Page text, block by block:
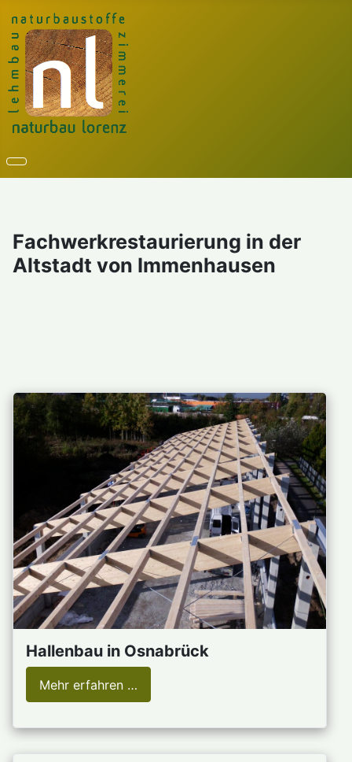
Fachwerkrestaurierung in der
Altstadt von Immenhausen
Hallenbau in Osnabrück
Mehr erfahren …